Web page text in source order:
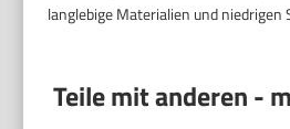
langlebige Materialien und niedrigen